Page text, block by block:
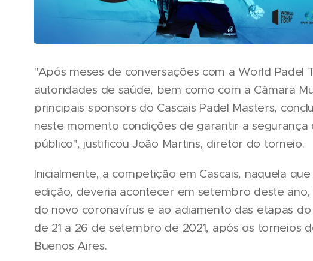
"Após meses de conversações com a World Padel
autoridades de saúde, bem como com a Câmara
principais sponsors do Cascais Padel Masters,
neste momento condições de garantir a
público", justificou João Martins, diretor do torneio.
Inicialmente, a competição em Cascais, naquela
edição, deveria acontecer em setembro deste
do novo coronavírus e ao adiamento das etapas
de 21 a 26 de setembro de 2021, após os torneios
Buenos Aires.